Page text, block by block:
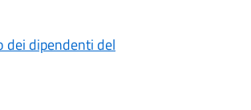
dei dipendenti del